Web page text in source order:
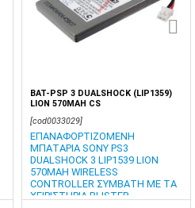
BAT-PSP 3 DUALSHOCK (LIP1359)
LION 570MAH CS
[cod0033029]
ΕΠΑΝΑΦΟΡΤΙΖΟΜΕΝΗ
ΜΠΑΤΑΡΙΑ SONY PS3
DUALSHOCK 3 LIP1539 LION
570MAH WIRELESS
CONTROLLER ΣΥΜΒΑΤΗ ΜΕ ΤΑ
ΧΕΙΡΙΣΤΗΡΙΑ BLISTER